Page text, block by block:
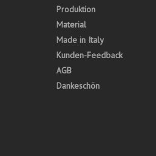
Produktion
Material
Made in Italy
Kunden-Feedback
AGB
Dankeschön